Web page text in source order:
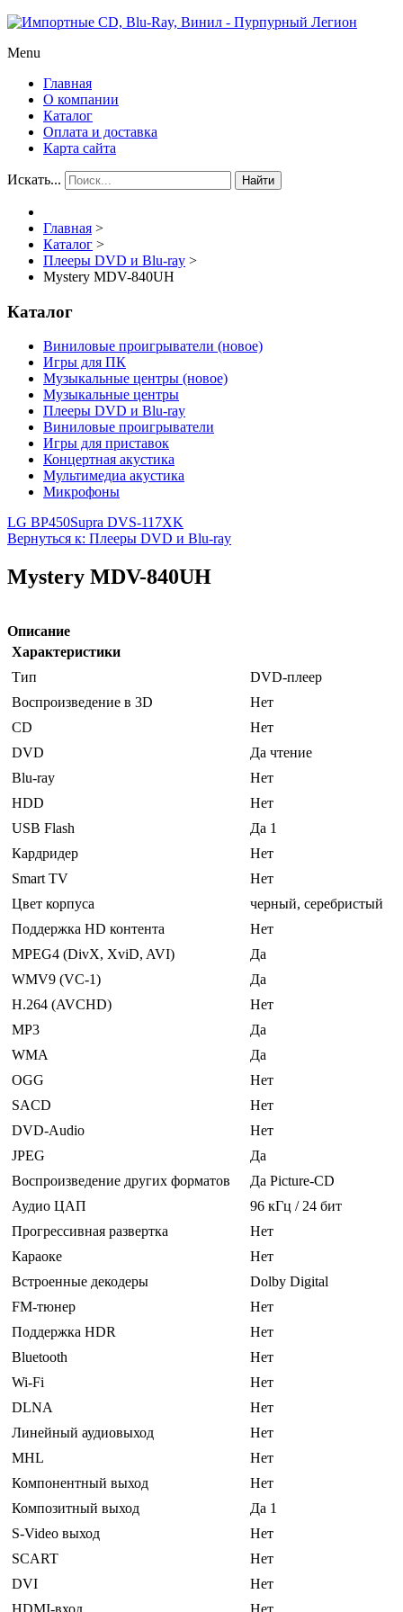
Menu
Главная
О компании
Каталог
Оплата и доставка
Карта сайта
Искать... Найти
Главная >
Каталог >
Плееры DVD и Blu-ray >
Mystery MDV-840UH
Каталог
Виниловые проигрыватели (новое)
Игры для ПК
Музыкальные центры (новое)
Музыкальные центры
Плееры DVD и Blu-ray
Виниловые проигрыватели
Игры для приставок
Концертная акустика
Мультимедиа акустика
Микрофоны
LG BP450Supra DVS-117XK
Вернуться к: Плееры DVD и Blu-ray
Mystery MDV-840UH
Описание
Характеристики
Тип
DVD-плеер
Воспроизведение в 3D
Нет
CD
Нет
DVD
Да чтение
Blu-ray
Нет
HDD
Нет
USB Flash
Да 1
Кардридер
Нет
Smart TV
Нет
Цвет корпуса
черный, серебристый
Поддержка HD контента
Нет
MPEG4 (DivX, XviD, AVI)
Да
WMV9 (VC-1)
Да
H.264 (AVCHD)
Нет
MP3
Да
WMA
Да
OGG
Нет
SACD
Нет
DVD-Audio
Нет
JPEG
Да
Воспроизведение других форматов
Да Picture-CD
Аудио ЦАП
96 кГц / 24 бит
Прогрессивная развертка
Нет
Караоке
Нет
Встроенные декодеры
Dolby Digital
FM-тюнер
Нет
Поддержка HDR
Нет
Bluetooth
Нет
Wi-Fi
Нет
DLNA
Нет
Линейный аудиовыход
Нет
MHL
Нет
Компонентный выход
Нет
Композитный выход
Да 1
S-Video выход
Нет
SCART
Нет
DVI
Нет